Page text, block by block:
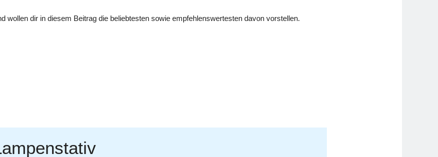
wollen dir in diesem Beitrag die beliebtesten sowie empfehlenswertesten davon vorstellen.